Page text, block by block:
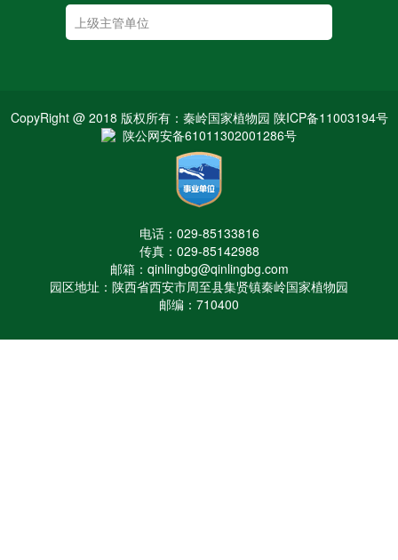
CopyRight @ 2018 版权所有：秦岭国家植物园 陕ICP备11003194号
陕公网安备61011302001286号
电话：029-85133816
传真：029-85142988
邮箱：qinlingbg@qinlingbg.com
园区地址：陕西省西安市周至县集贤镇秦岭国家植物园
邮编：710400